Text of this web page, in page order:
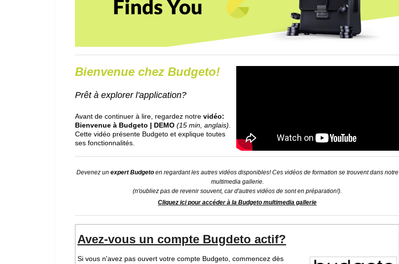
Bienvenue chez Budgeto!
Prêt à explorer l'application?
Avant de continuer à lire, regardez notre vidéo:
Bienvenue à Budgeto | DEMO (15 min, anglais).
Cette vidéo présente Budgeto et explique toutes
ses fonctionnalités.
Devenez un expert Budgetoen regardant les autres vidéos disponibles! Ces vidéos de formation se trouvent dans notre
multimedia gallerie.
(n'oubliez pas de revenir souvent, car d'autres vidéos de sont en préparation!).
Cliquez ici pour accéder à la Budgeto multimedia gallerie
Avez-vous un compte Bugdeto actif?
Si vous n'avez pas ouvert votre compte Budgeto, commencez dès